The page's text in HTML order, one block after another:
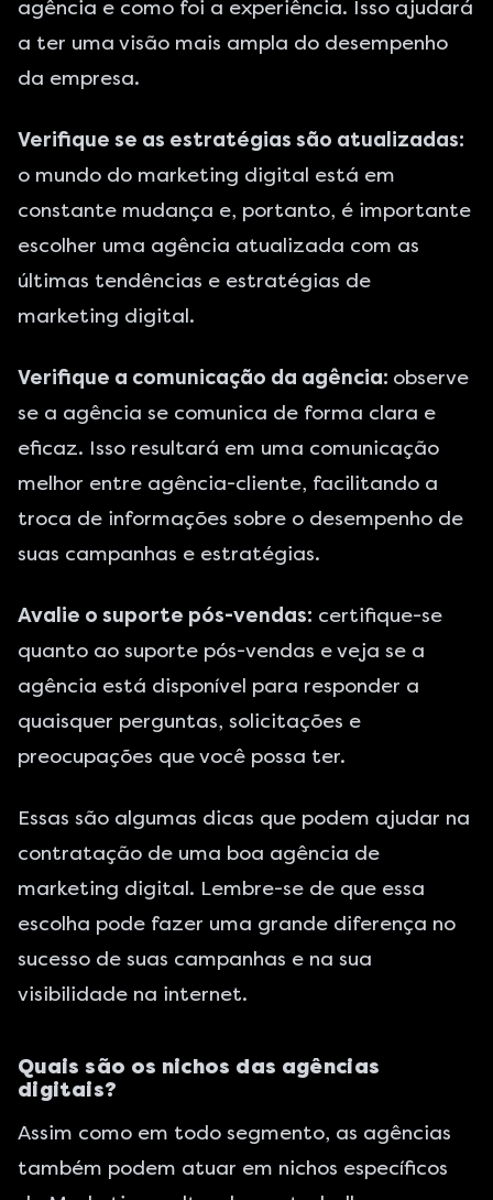
agência e como foi a experiência. Isso ajudará
a ter uma visão mais ampla do desempenho
da empresa.
Verifique se as estratégias são atualizadas:
o mundo do marketing digital está em
constante mudança e, portanto, é importante
escolher uma agência atualizada com as
últimas tendências e estratégias de
marketing digital.
Verifique a comunicação da agência: observe
se a agência se comunica de forma clara e
eficaz. Isso resultará em uma comunicação
melhor entre agência-cliente, facilitando a
troca de informações sobre o desempenho de
suas campanhas e estratégias.
Avalie o suporte pós-vendas: certifique-se
quanto ao suporte pós-vendas e veja se a
agência está disponível para responder a
quaisquer perguntas, solicitações e
preocupações que você possa ter.
Essas são algumas dicas que podem ajudar na
contratação de uma boa agência de
marketing digital. Lembre-se de que essa
escolha pode fazer uma grande diferença no
sucesso de suas campanhas e na sua
visibilidade na internet.
Quais são os nichos das agências
digitais?
Assim como em todo segmento, as agências
também podem atuar em nichos específicos